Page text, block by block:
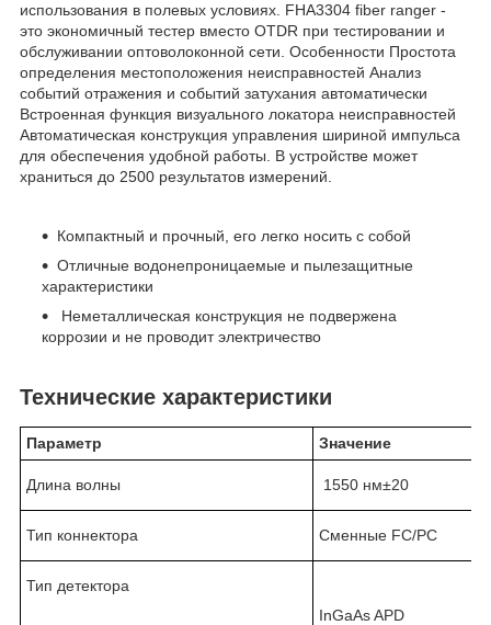
использования в полевых условиях. FHA3304 fiber ranger -
это экономичный тестер вместо OTDR при тестировании и
обслуживании оптоволоконной сети. Особенности Простота
определения местоположения неисправностей Анализ
событий отражения и событий затухания автоматически
Встроенная функция визуального локатора неисправностей
Автоматическая конструкция управления шириной импульса
для обеспечения удобной работы. В устройстве может
храниться до 2500 результатов измерений.
Компактный и прочный, его легко носить с собой
Отличные водонепроницаемые и пылезащитные
характеристики
Неметаллическая конструкция не подвержена
коррозии и не проводит электричество
Технические характеристики
Параметр Значение
Длина волны 1550 нм±20
Тип коннектора Сменные FC/PC
Тип детектора
InGaAs APD